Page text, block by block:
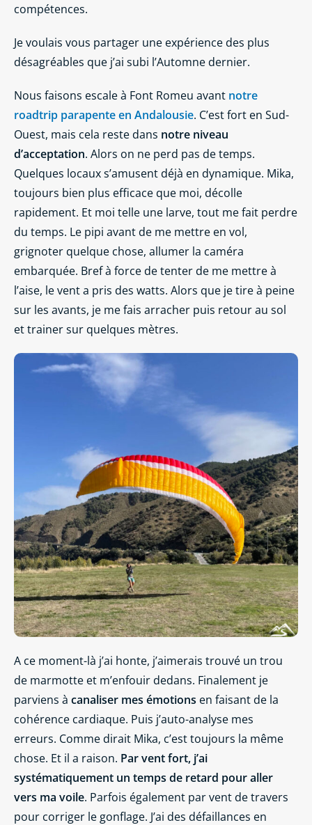
compétences.
Je voulais vous partager une expérience des plus
désagréables que j’ai subi l’Automne dernier.
Nous faisons escale à Font Romeu avant notre
roadtrip parapente en Andalousie. C’est fort en Sud-
Ouest, mais cela reste dans notre niveau
d’acceptation. Alors on ne perd pas de temps.
Quelques locaux s’amusent déjà en dynamique. Mika,
toujours bien plus efficace que moi, décolle
rapidement. Et moi telle une larve, tout me fait perdre
du temps. Le pipi avant de me mettre en vol,
grignoter quelque chose, allumer la caméra
embarquée. Bref à force de tenter de me mettre à
l’aise, le vent a pris des watts. Alors que je tire à peine
sur les avants, je me fais arracher puis retour au sol
et trainer sur quelques mètres.
A ce moment-là j’ai honte, j’aimerais trouvé un trou
de marmotte et m’enfouir dedans. Finalement je
parviens à canaliser mes émotions en faisant de la
cohérence cardiaque. Puis j’auto-analyse mes
erreurs. Comme dirait Mika, c’est toujours la même
chose. Et il a raison. Par vent fort, j’ai
systématiquement un temps de retard pour aller
vers ma voile. Parfois également par vent de travers
pour corriger le gonflage. J’ai des défaillances en